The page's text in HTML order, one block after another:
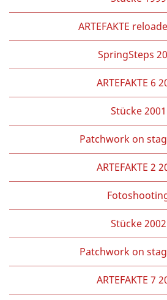
ARTEFAKTE
SpringSteps
ARTEFAKTE 6
Stücke 2001
Patchwork on
ARTEFAKTE 2
Stücke 2002
Patchwork on
ARTEFAKTE 7